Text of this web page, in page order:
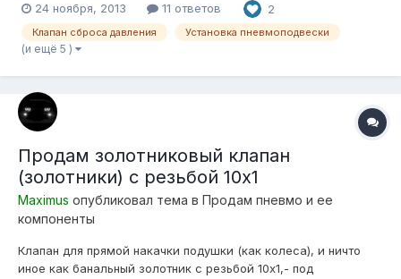
открывает любой НЗК на некоторое время после выключения
компрессора! Девайс имеет размеры 20х30х6мм! С одной
стороны 3 входных провода,...
24 ноября, 2013 11 ответов 2
Клапан сброса давления Установка пневмоподвески
(и ещё 5 )
Продам золотниковый клапан
(золотники) с резьбой 10х1
Maximus опубликовал тема в Продам пневмо и ее
компоненты
Клапан для прямой накачки подушки (как колеса), и ничто
иное как банальный золотник с резьбой 10х1,- под